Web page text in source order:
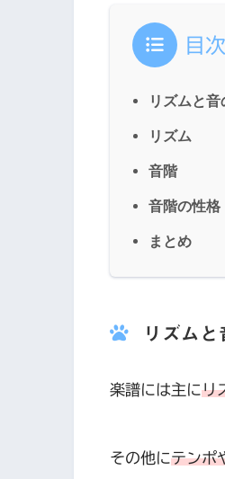
目次
リズムと音
リズム
音階
音階の性格
まとめ
リズムと
楽譜には主にリ
その他にテンポ